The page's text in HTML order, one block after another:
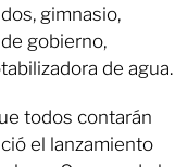
gimnasio,
gobierno,
de agua.
todos contarán
el lanzamiento